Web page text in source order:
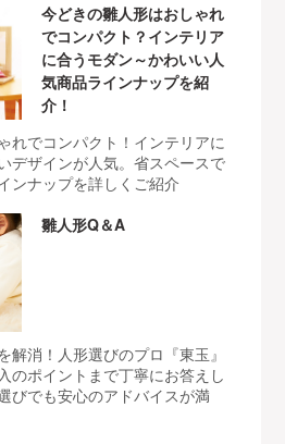
今どきの雛人形はおしゃれ
でコンパクト？インテリア
に合うモダン～かわいい人
気商品ラインナップを紹
介！
れでコンパクト！インテリアに
デザインが人気。省スペースで
ンナップを詳しくご紹介
雛人形Q＆A
解消！人形選びのプロ『東玉』
のポイントまで丁寧にお答えし
びでも安心のアドバイスが満